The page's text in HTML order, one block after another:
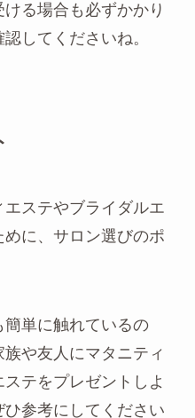
る場合も必ずかかり
してくださいね。
ステやブライダルエ
に、サロン選びのポ
単に触れているの
や友人にマタニティ
テをプレゼントしよ
参考にしてください